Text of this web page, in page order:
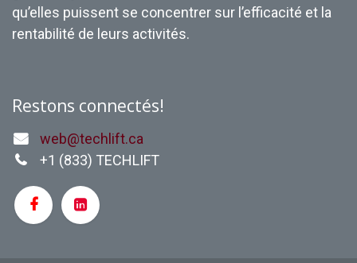
qu’elles puissent se concentrer sur l’efficacité et la
rentabilité de leurs activités.
Restons connectés!
web@techlift.ca
+1 (833) TECHLIFT